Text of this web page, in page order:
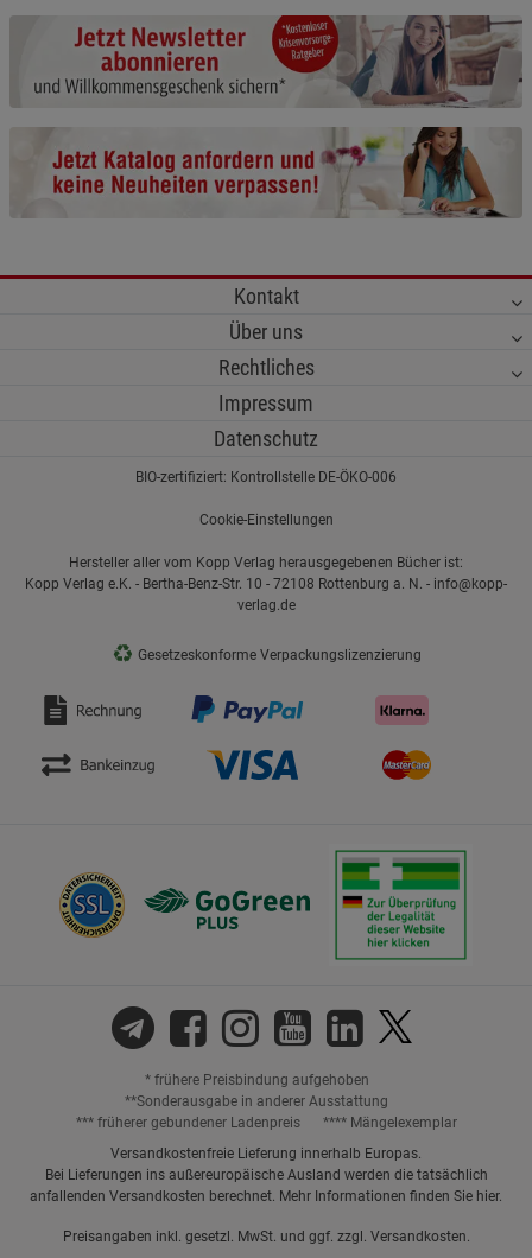
Kontakt
Über uns
Rechtliches
Impressum
Datenschutz
BIO-zertifiziert: Kontrollstelle DE-ÖKO-006
Cookie-Einstellungen
Hersteller aller vom Kopp Verlag herausgegebenen Bücher ist:
Kopp Verlag e.K. - Bertha-Benz-Str. 10 - 72108 Rottenburg a. N. - info@kopp-
verlag.de
♻ Gesetzeskonforme Verpackungslizenzierung
* frühere Preisbindung aufgehoben
**Sonderausgabe in anderer Ausstattung
*** früherer gebundener Ladenpreis
**** Mängelexemplar
Versandkostenfreie Lieferung innerhalb Europas.
Bei Lieferungen ins außereuropäische Ausland werden die tatsächlich
anfallenden Versandkosten berechnet. Mehr Informationen finden Sie hier.
Preisangaben inkl. gesetzl. MwSt. und ggf. zzgl. Versandkosten.